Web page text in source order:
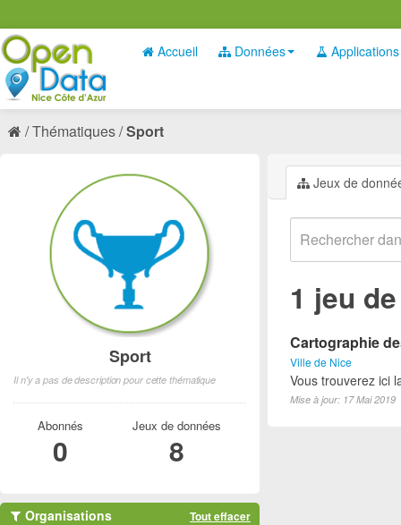
Accueil Données Applications
Thématiques Sport
Jeux de
1 jeu
Cartographie
Ville de Nice
Vous trouverez ici
Mise à jour: 17 Mai 2019
Sport
Il n'y a pas de description pour cette thématique
Abonnés
0
Jeux de données
8
Organisations Tout effacer